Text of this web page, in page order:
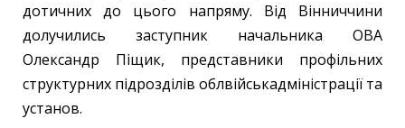
дотичних до цього напряму. Від Вінниччини
долучились заступник начальника ОВА
Олександр Піщик, представники профільних
структурних підрозділів облвійськадміністрації та
установ.